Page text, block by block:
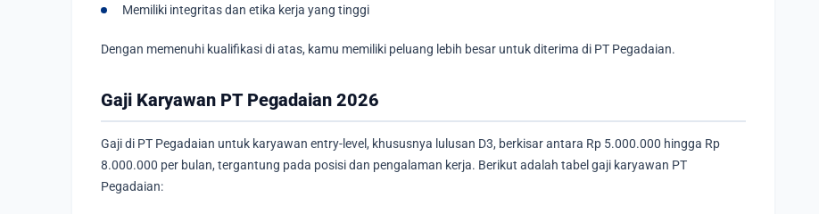
Memiliki integritas dan etika kerja yang tinggi
Dengan memenuhi kualifikasi di atas, kamu memiliki peluang lebih besar untuk diterima di PT Pegadaian.
Gaji Karyawan PT Pegadaian 2026
Gaji di PT Pegadaian untuk karyawan entry-level, khususnya lulusan D3, berkisar antara Rp 5.000.000 hingga Rp
8.000.000 per bulan, tergantung pada posisi dan pengalaman kerja. Berikut adalah tabel gaji karyawan PT
Pegadaian: